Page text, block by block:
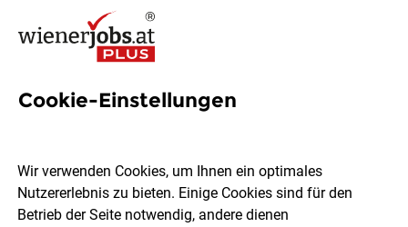
Kassierer (m/w/d)
KASTNER Gruppe
Cookie-Einstellungen
Wir verwenden Cookies, um Ihnen ein optimales
Nutzererlebnis zu bieten. Einige Cookies sind für den
Betrieb der Seite notwendig, andere dienen